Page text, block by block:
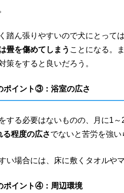
踏ん張りやすいので犬にとって
畳を傷めてしまう ことになる。
策をすると良いだろう。
ポイント③：浴室の広さ
する必要はないものの、月に1
程度の広さでないと苦労を強い
い場合には、床に敷くタオルや
ポイント④：周辺環境